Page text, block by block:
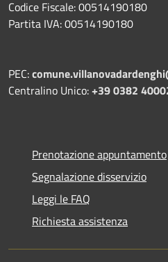
Codice Fiscale: 00514190180
Partita IVA: 00514190180
PEC:
Centralino Unico:+39 0382
Prenotazione appuntamento
Segnalazione disservizio
Leggi le FAQ
Richiesta assistenza